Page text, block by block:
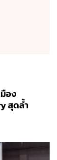
อง
สุดล้ำ